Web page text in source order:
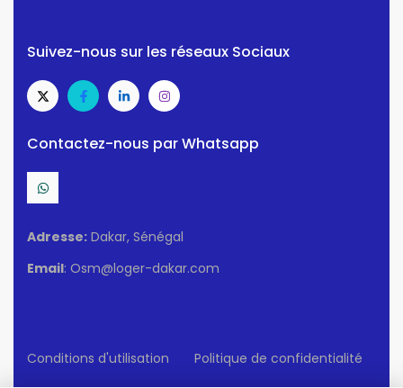
Suivez-nous sur les réseaux Sociaux
Contactez-nous par Whatsapp
Adresse: Dakar, Sénégal
Email: Osm@loger-dakar.com
Conditions d'utilisation Politique de confidentialité